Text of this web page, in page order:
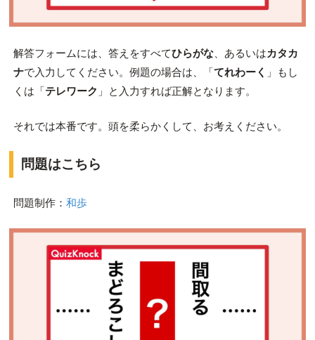
解答フォームには、答えをすべてひらがな、あるいはカタカ
ナで入力 してください。例題の場合は、 「てれわーく 」
もし
くは「テレワーク 」と入力すれば正解となります。
それでは本番です。頭を柔らかくして、お考えください。
問題はこちら
問題制作： 和歩